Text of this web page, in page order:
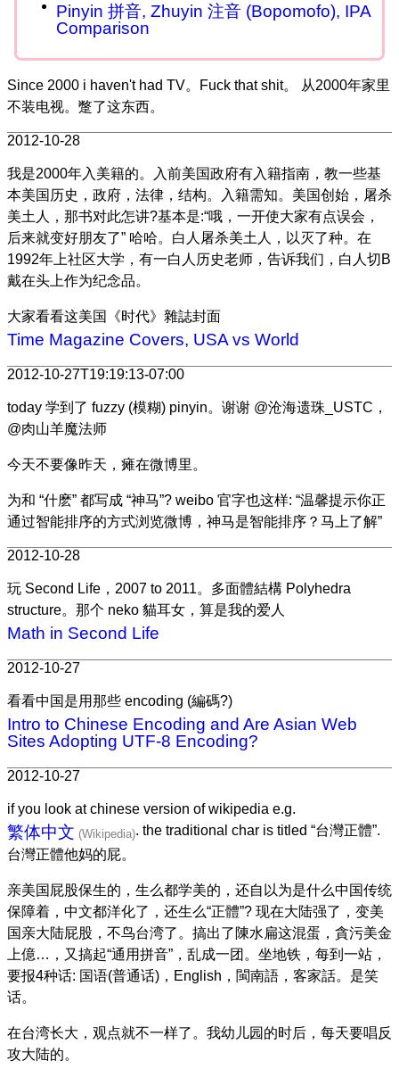
Pinyin 拼音, Zhuyin 注音 (Bopomofo), IPA
Comparison
Since 2000 i haven't had TV。Fuck that shit。 从2000年家里
不装电视。蹩了这东西。
2012-10-28
我是2000年入美籍的。入前美国政府有入籍指南，教一些基
本美国历史，政府，法律，结构。入籍需知。美国创始，屠杀
美土人，那书对此怎讲?基本是:“哦，一开使大家有点误会，
后来就变好朋友了” 哈哈。白人屠杀美土人，以灭了种。在
1992年上社区大学，有一白人历史老师，告诉我们，白人切B
戴在头上作为纪念品。
大家看看这美国《时代》雜誌封面
Time Magazine Covers, USA vs World
2012-10-27T19:19:13-07:00
today 学到了 fuzzy (模糊) pinyin。谢谢 @沧海遗珠_USTC，
@肉山羊魔法师
今天不要像昨天，瘫在微博里。
为和 “什麽” 都写成 “神马”? weibo 官字也这样: “温馨提示你正
通过智能排序的方式浏览微博，神马是智能排序？马上了解”
2012-10-28
玩 Second Life，2007 to 2011。多面體結構 Polyhedra
structure。那个 neko 貓耳女，算是我的爱人
Math in Second Life
2012-10-27
看看中国是用那些 encoding (編碼?)
Intro to Chinese Encoding and Are Asian Web
Sites Adopting UTF-8 Encoding?
2012-10-27
if you look at chinese version of wikipedia e.g.
繁体中文
. the traditional char is titled “台灣正體”.
台灣正體他妈的屁。
亲美国屁股保生的，生么都学美的，还自以为是什么中国传统
保障着，中文都洋化了，还生么“正體”? 现在大陆强了，变美
国亲大陆屁股，不鸟台湾了。搞出了陳水扁这混蛋，貪污美金
上億…，又搞起“通用拼音”，乱成一团。坐地铁，每到一站，
要报4种话: 国语(普通话)，English，閩南語，客家話。是笑
话。
在台湾长大，观点就不一样了。我幼儿园的时后，每天要唱反
攻大陆的。